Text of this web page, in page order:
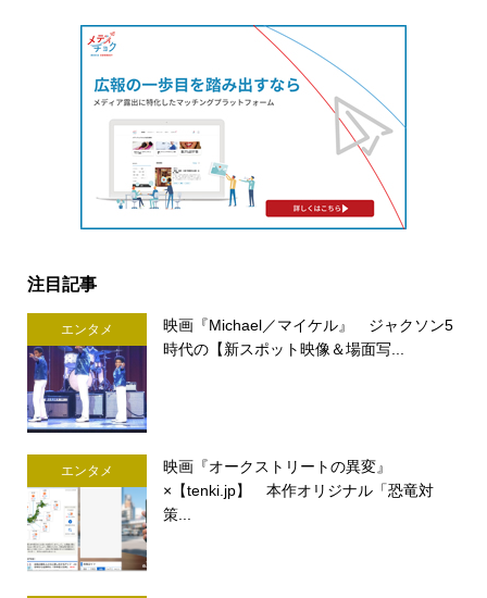
注目記事
エンタメ
映画『Michael／マイケル』 ジャクソン5
時代の【新スポット映像＆場面写...
エンタメ
映画『オークストリートの異変』
×【tenki.jp】 本作オリジナル「恐竜対
策...